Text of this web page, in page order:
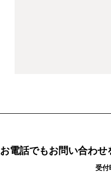
お電話でもお問い合わ
受付